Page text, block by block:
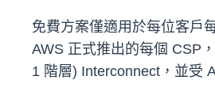
免費方案僅適用於每位客戶
AWS 正式推出的每個 CSP
1 階層) Interconnect，並受